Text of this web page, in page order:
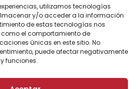
utilizamos tecnologías
y/o acceder a la información
de estas tecnologías nos
el comportamiento de
únicas en este sitio. No
puede afectar negativamente
funciones.
3
COMUNICACIÓ
comunicacio@actel.es
Canal de denúncies